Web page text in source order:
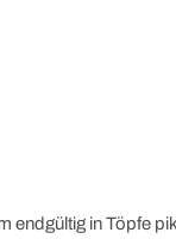
in Töpfe